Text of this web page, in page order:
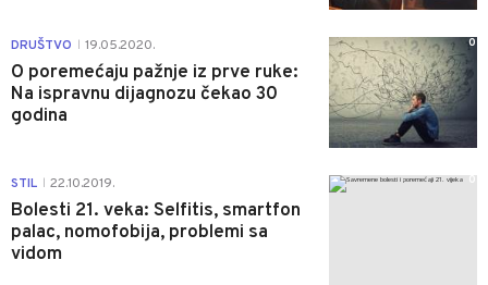
DRUŠTVO 19.05.2020.
O poremećaju pažnje iz prve ruke:
Na ispravnu dijagnozu čekao 30
godina
0
STIL 22.10.2019.
Bolesti 21. veka: Selfitis, smartfon
palac, nomofobija, problemi sa
vidom
0